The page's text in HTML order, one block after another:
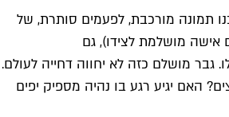
תמונה מורכבת, לפעמים סותרת, של
אישה מושלמת לצידו), גם
מושלם כזה לא יחווה דחייה לעולם.
האם יגיע רגע בו נהיה מספיק יפים